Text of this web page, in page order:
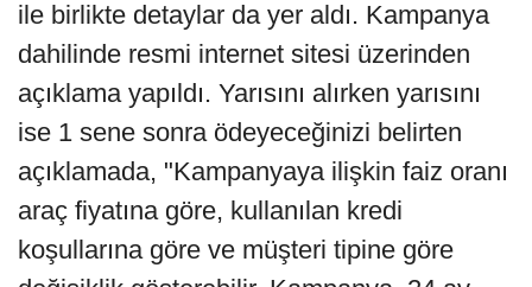
ile birlikte detaylar da yer aldı. Kampanya
dahilinde resmi internet sitesi üzerinden
açıklama yapıldı. Yarısını alırken yarısını
ise 1 sene sonra ödeyeceğinizi belirten
açıklamada, "Kampanyaya ilişkin faiz oranı
araç fiyatına göre, kullanılan kredi
koşullarına göre ve müşteri tipine göre